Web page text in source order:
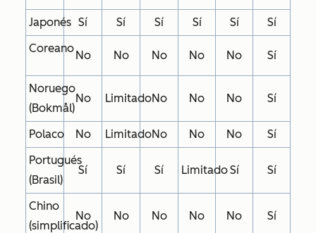
Japonés Sí Sí Sí Sí Sí
Sí
Coreano
No No No No No Sí
Noruego
(Bokmål)
No LimitadoNo No No Sí
Polaco No LimitadoNo No No
Sí
Portugués
(Brasil)
Sí Sí Sí LimitadoSí Sí
Chino
(simplificado)
No No No No No Sí